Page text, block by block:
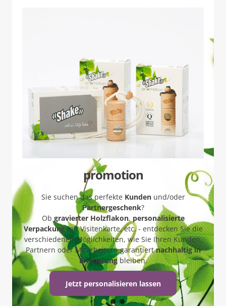
promotion
Sie suchen das perfekte Kunden und/oder
Partnergeschenk?
Obgravierter Holzflakon,personalisierte
Verpackungmit Visitenkarte, etc. - entdecken Sie die
verschiedenen Möglichkeiten, wie Sie Ihren Kunden,
Partnern oder Mitarbeitern garantiertnachhaltig in
Erinnerung bleiben.
Jetzt personalisieren lassen